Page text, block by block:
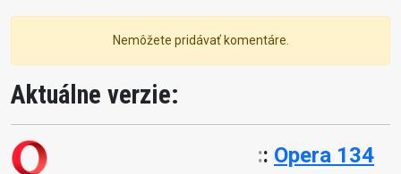
Nemôžete pridávať komentáre.
Aktuálne verzie:
:: Opera 134